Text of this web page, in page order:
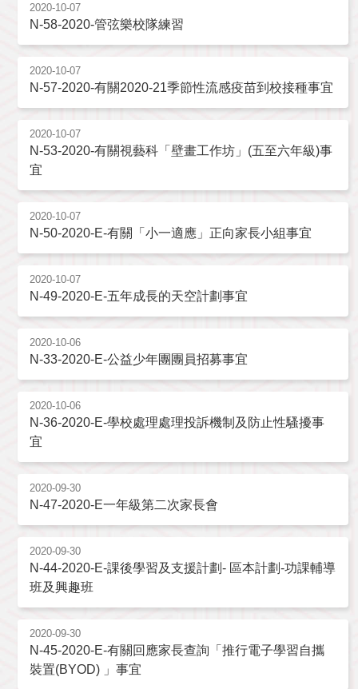
2020-10-07
N-58-2020-管弦樂校隊練習
2020-10-07
N-57-2020-有關2020-21季節性流感疫苗到校接種事宜
2020-10-07
N-53-2020-有關視藝科「壁畫工作坊」(五至六年級)事
宜
2020-10-07
N-50-2020-E-有關「小一適應」正向家長小組事宜
2020-10-07
N-49-2020-E-五年成長的天空計劃事宜
2020-10-06
N-33-2020-E-公益少年團團員招募事宜
2020-10-06
N-36-2020-E-學校處理處理投訴機制及防止性騷擾事
宜
2020-09-30
N-47-2020-E一年級第二次家長會
2020-09-30
N-44-2020-E-課後學習及支援計劃- 區本計劃-功課輔導
班及興趣班
2020-09-30
N-45-2020-E-有關回應家長查詢「推行電子學習自攜
裝置(BYOD) 」事宜